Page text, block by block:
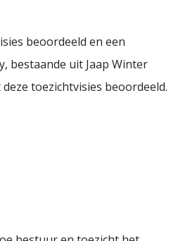
beoordeeld en een
bestaande uit Jaap Winter
toezichtvisies beoordeeld.